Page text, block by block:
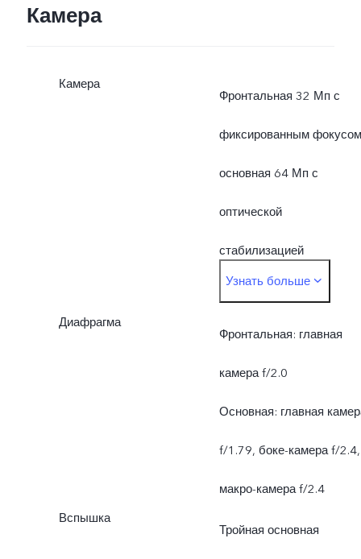
Камера
Камера
Фронтальная 32 Мп с
фиксированным
основная 64 Мп с
оптической
стабилизацией
изображения (OIS) +
2 Mп + макро 2 Мп
Узнать больше
Диафрагма
Фронтальная: главная
камера f/2.0
Основная: главная
f/1.79, боке-камера f/2.4,
макро-камера f/2.4
Вспышка
Тройная основная